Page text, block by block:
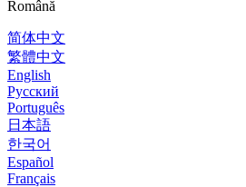
Română
简体中文
繁體中文
English
Русский
Português
日本語
한국어
Español
Français